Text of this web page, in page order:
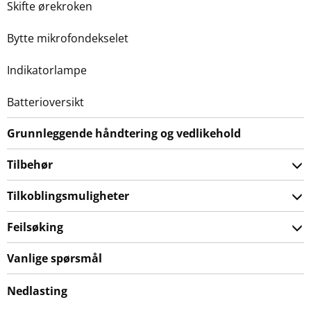
Skifte ørekroken
Bytte mikrofondekselet
Indikatorlampe
Batterioversikt
Grunnleggende håndtering og vedlikehold
Tilbehør
Tilkoblingsmuligheter
Feilsøking
Vanlige spørsmål
Nedlasting